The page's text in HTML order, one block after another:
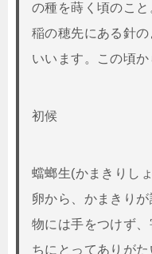
の種を蒔く頃のこと
稲の穂先にある針
いいます。この頃か
初候
蟷螂生(かまきりし
卵から、かまきり
物には手をつけず
ちにとってありがた